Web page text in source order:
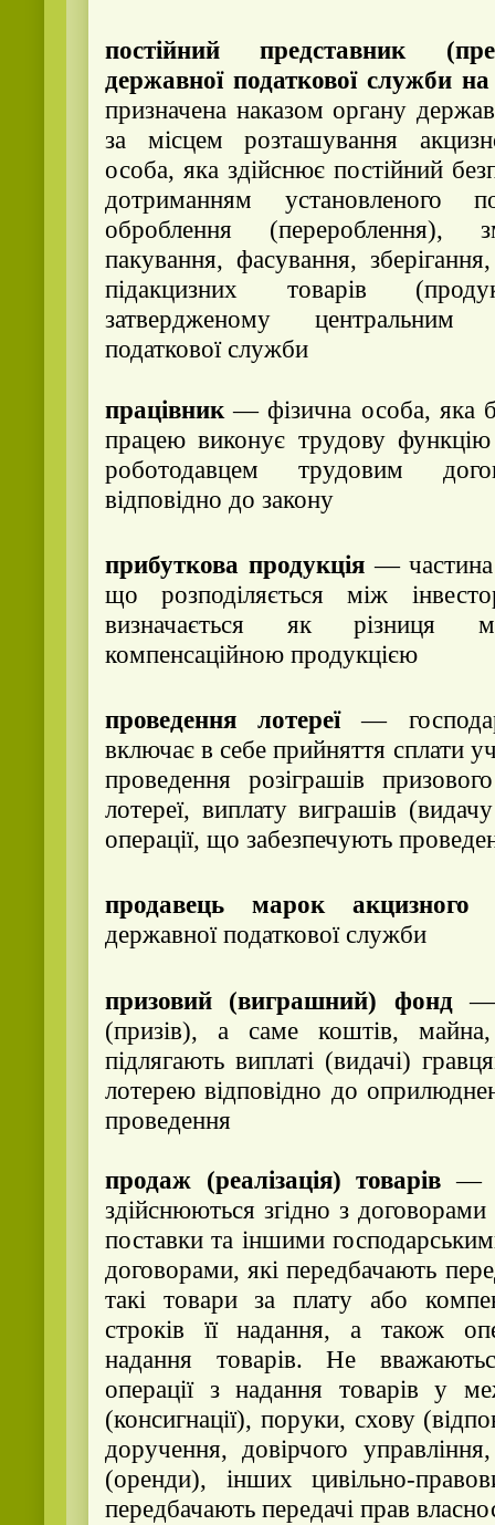
постійний представник
державної податкової служби
призначена наказом органу
за місцем розташування
особа, яка здійснює постійний
дотриманням установленого
оброблення (перероблення),
пакування, фасування,
підакцизних товарів
затвердженому центральним
податкової служби
працівник — фізична особа, яка
працею виконує трудову
роботодавцем трудовим
відповідно до закону
прибуткова продукція— частина
що розподіляється між
визначається як різниця
компенсаційною продукцією
проведення лотереї—
включає в себе прийняття сплати
проведення розіграшів
лотереї, виплату виграшів
операції, що забезпечують
продавець марок акцизного
державної податкової служби
призовий (виграшний) фонд —
(призів), а саме коштів,
підлягають виплаті (видачі)
лотерею відповідно до
проведення
продаж (реалізація) товарів —
здійснюються згідно з
поставки та іншими
договорами, які передбачають
такі товари за плату або
строків її надання, а також
надання товарів. Не
операції з надання товарів у
(консигнації), поруки, схову
доручення, довірчого
(оренди), інших цивільно-
передбачають передачі прав